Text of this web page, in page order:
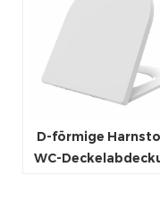
D-förmige
WC-